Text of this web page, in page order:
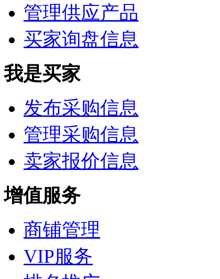
管理供应产品
买家询盘信息
我是买家
发布采购信息
管理采购信息
卖家报价信息
增值服务
商铺管理
VIP服务